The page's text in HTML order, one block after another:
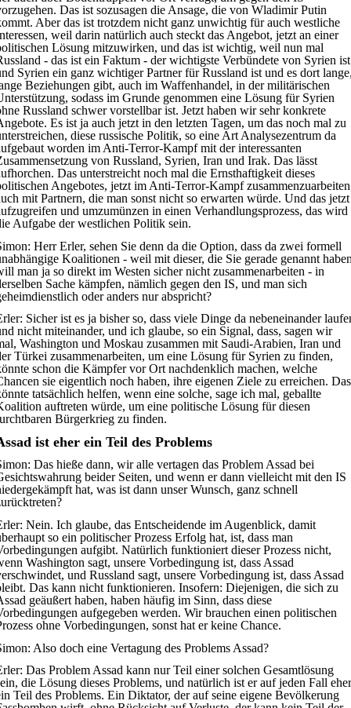
Das ist sozusagen die Ansage, die von Wladimir Putin
Aber das ist trotzdem nicht ganz unwichtig für auch westliche
weil darin natürlich auch steckt das Angebot, jetzt an einer
Lösung mitzuwirken, und das ist wichtig, weil nun mal
- das ist ein Faktum - der wichtigste Verbündete von Syrien ist
Syrien ein ganz wichtiger Partner für Russland ist und es dort lange,
Beziehungen gibt, auch im Waffenhandel, in der militärischen
sodass im Grunde genommen eine Lösung für Syrien
Russland schwer vorstellbar ist. Jetzt haben wir sehr konkrete
Es ist ja auch jetzt in den letzten Tagen, um das noch mal zu
diese russische Politik, so eine Art Analysezentrum da
worden im Anti-Terror-Kampf mit der interessanten
von Russland, Syrien, Iran und Irak. Das lässt
Das unterstreicht noch mal die Ernsthaftigkeit dieses
Angebotes, jetzt im Anti-Terror-Kampf
mit Partnern, die man sonst nicht so erwarten würde. Und das jetzt
und umzumünzen in einen Verhandlungsprozess, das wird
Aufgabe der westlichen Politik sein.
Herr Erler, sehen Sie denn da die Option, dass da zwei formell
Koalitionen - weil mit dieser, die Sie gerade genannt
man ja so direkt im Westen sicher nicht zusammenarbeiten - in
Sache kämpfen, nämlich gegen den IS, und man sich
oder anders nur abspricht?
Sicher ist es ja bisher so, dass viele Dinge da nebeneinander
nicht miteinander, und ich glaube, so ein Signal, dass, sagen wir
Washington und Moskau zusammen mit Saudi-Arabien, Iran und
Türkei zusammenarbeiten, um eine Lösung für Syrien zu finden,
schon die Kämpfer vor Ort nachdenklich machen, welche
sie eigentlich noch haben, ihre eigenen Ziele zu erreichen. Das
tatsächlich helfen, wenn eine solche, sage ich mal, geballte
auftreten würde, um eine politische Lösung für diesen
Bürgerkrieg zu finden.
ist eher ein Teil des Problems
Das hieße dann, wir alle vertagen das Problem Assad bei
beider Seiten, und wenn er dann vielleicht mit den IS
hat, was ist dann unser Wunsch, ganz schnell
Nein. Ich glaube, das Entscheidende im Augenblick, damit
so ein politischer Prozess Erfolg hat, ist, dass man
aufgibt. Natürlich funktioniert dieser Prozess nicht,
Washington sagt, unsere Vorbedingung ist, dass Assad
und Russland sagt, unsere Vorbedingung ist, dass Assad
Das kann nicht funktionieren. Insofern: Diejenigen, die sich zu
geäußert haben, haben häufig im Sinn, dass diese
aufgegeben werden. Wir brauchen einen politischen
ohne Vorbedingungen, sonst hat er keine Chance.
Also doch eine Vertagung des Problems Assad?
Das Problem Assad kann nur Teil einer solchen Gesamtlösung
die Lösung dieses Problems, und natürlich ist er auf jeden Fall eher
Teil des Problems. Ein Diktator, der auf seine eigene Bevölkerung